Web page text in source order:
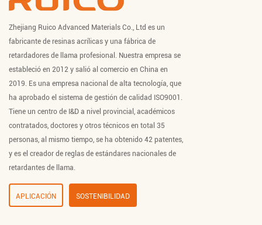
Zhejiang Ruico Advanced Materials Co., Ltd es un
fabricante de resinas acrílicas y una fábrica de
retardadores de llama profesional. Nuestra empresa se
estableció en 2012 y salió al comercio en China en
2019. Es una empresa nacional de alta tecnología, que
ha aprobado el sistema de gestión de calidad ISO9001.
Tiene un centro de I&D a nivel provincial, académicos
contratados, doctores y otros técnicos en total 35
personas, al mismo tiempo, se ha obtenido 42 patentes,
y es el creador de reglas de estándares nacionales de
retardantes de llama.
APLICACIÓN SOSTENIBILIDAD